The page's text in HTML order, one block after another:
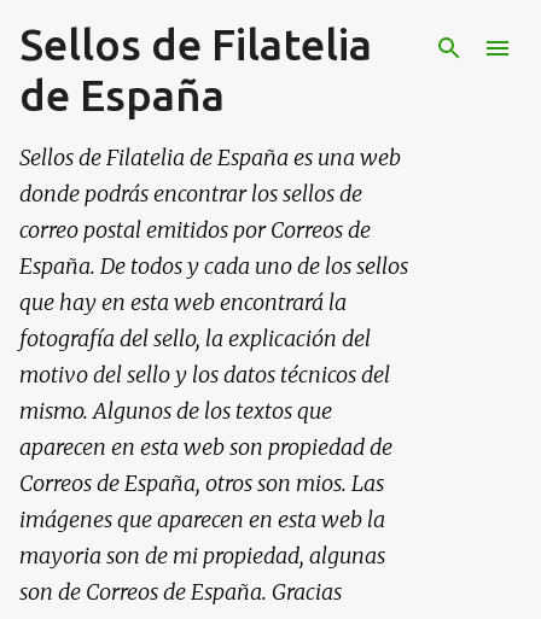
Ir al contenido principal
Sellos de Filatelia
de España
Sellos de Filatelia de España es una web
donde podrás encontrar los sellos de
correo postal emitidos por Correos de
España. De todos y cada uno de los sellos
que hay en esta web encontrará la
fotografía del sello, la explicación del
motivo del sello y los datos técnicos del
mismo. Algunos de los textos que
aparecen en esta web son propiedad de
Correos de España, otros son mios. Las
imágenes que aparecen en esta web la
mayoria son de mi propiedad, algunas
son de Correos de España. Gracias